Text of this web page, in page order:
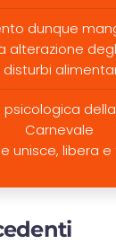
dunque
alterazione
disturbi
psicologica
Carnevale
unisce, libera